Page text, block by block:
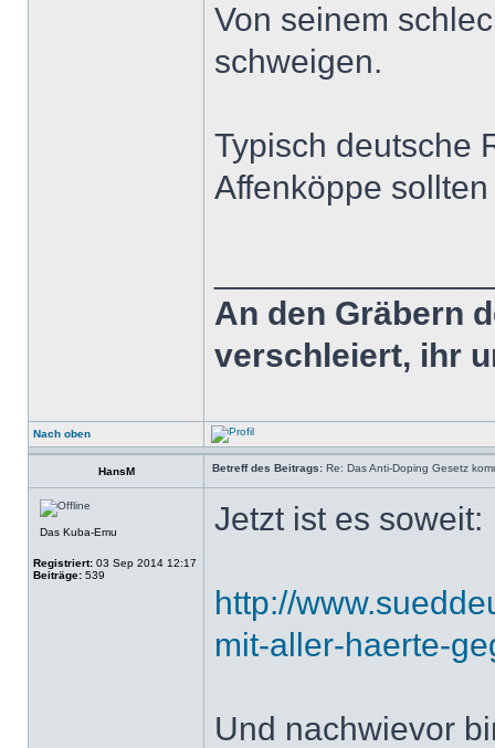
Von seinem
schweigen.
Typisch deutsche
Affenköppe
An den Gräbern
verschleiert, ihr
Nach oben
HansM Betreff des Beitrags: Re: Das Anti-Doping Gesetz
Das Kuba-Emu
Registriert: 03 Sep 2014 12:17
Beiträge: 539
Jetzt ist es soweit:
http://
mit-aller-haerte-
Und nachwievor